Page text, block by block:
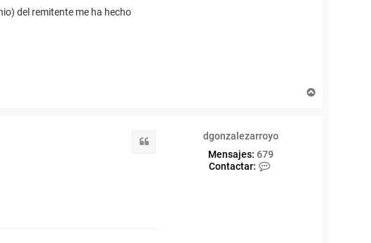
del remitente me ha hecho
dgonzalezarroyo
Mensajes: 679
Contactar: